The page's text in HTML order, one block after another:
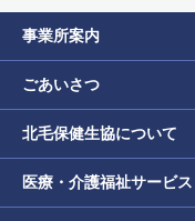
事業所案内
ごあいさつ
北毛保健生協について
医療・介護福祉サービス